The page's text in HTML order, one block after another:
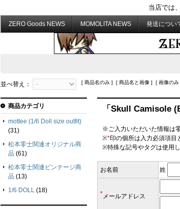
当店では
ZERO Goods NEWS MOMOLITA NEWS 発送につい
並べ替え： [ 商品名のみ ] [ 商品名と画像 ] [ 画像のみ
「Skull Camisole
※ご入力いただいた情報は
※*印の個所は入力必須項目
※特殊な記号やタグは使用し
お名前 姓
*メールアドレス
商品カテゴリ
mottee (1/6 Doll size outfit)
(31)
松本零士関連オリジナル商
品 (61)
松本零士関連ビンテージ商
品 (13)
1/6 DOLL (18)